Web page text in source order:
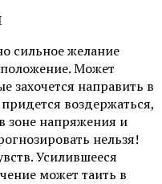
сильное желание
Может
захочется направить в
воздержаться,
зоне напряжения и
нельзя!
Усилившееся
может таить в